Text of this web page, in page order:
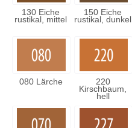
130 Eiche
rustikal, mittel
150 Eiche
rustikal, dunkel
080 Lärche 220
Kirschbaum,
hell